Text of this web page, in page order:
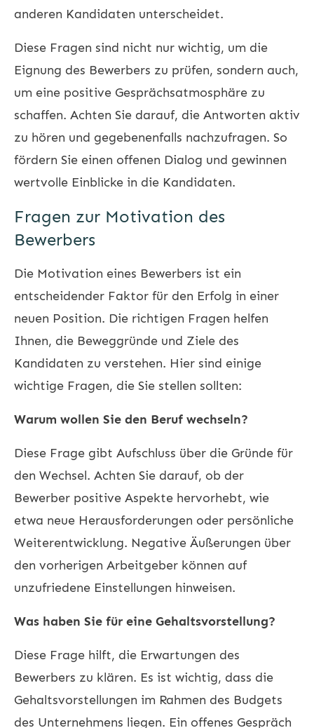
anderen Kandidaten unterscheidet.
Diese Fragen sind nicht nur wichtig, um die
Eignung des Bewerbers zu prüfen, sondern auch,
um eine positive Gesprächsatmosphäre zu
schaffen. Achten Sie darauf, die Antworten aktiv
zu hören und gegebenenfalls nachzufragen. So
fördern Sie einen offenen Dialog und gewinnen
wertvolle Einblicke in die Kandidaten.
Fragen zur Motivation des
Bewerbers
Die Motivation eines Bewerbers ist ein
entscheidender Faktor für den Erfolg in einer
neuen Position. Die richtigen Fragen helfen
Ihnen, die Beweggründe und Ziele des
Kandidaten zu verstehen. Hier sind einige
wichtige Fragen, die Sie stellen sollten:
Warum wollen Sie den Beruf wechseln?
Diese Frage gibt Aufschluss über die Gründe für
den Wechsel. Achten Sie darauf, ob der
Bewerber positive Aspekte hervorhebt, wie
etwa neue Herausforderungen oder persönliche
Weiterentwicklung. Negative Äußerungen über
den vorherigen Arbeitgeber können auf
unzufriedene Einstellungen hinweisen.
Was haben Sie für eine Gehaltsvorstellung?
Diese Frage hilft, die Erwartungen des
Bewerbers zu klären. Es ist wichtig, dass die
Gehaltsvorstellungen im Rahmen des Budgets
des Unternehmens liegen. Ein offenes Gespräch